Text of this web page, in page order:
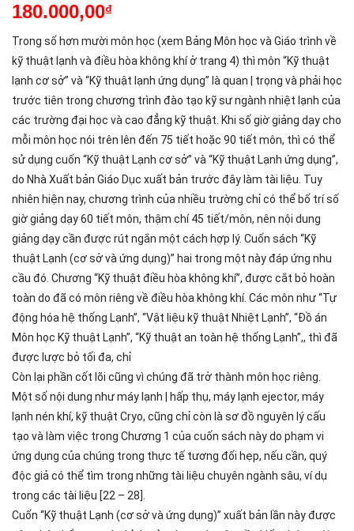
180.000,00₫
Trong số hơn mười môn học (xem Bảng Môn học và Giáo trình về
kỹ thuật lạnh và điều hòa không khí ở trang 4) thì môn “Kỹ thuật
lạnh cơ sở” và “Kỹ thuật lạnh ứng dụng” là quan | trọng và phải học
trước tiên trong chương trình đào tạo kỹ sư ngành nhiệt lạnh của
các trường đại học và cao đẳng kỹ thuật. Khi số giờ giảng dạy cho
mỗi môn học nói trên lên đến 75 tiết hoặc 90 tiết môn, thì có thể
sử dụng cuốn “Kỹ thuật Lạnh cơ sở” và “Kỹ thuật Lạnh ứng dụng”,
do Nhà Xuất bản Giáo Dục xuất bản trước đây làm tài liệu. Tuy
nhiên hiện nay, chương trình của nhiều trường chỉ có thể bố trí số
giờ giảng dạy 60 tiết môn, thậm chí 45 tiết/môn, nên nội dung
giảng dạy cần được rút ngắn một cách hợp lý. Cuốn sách “Kỹ
thuật Lạnh (cơ sở và ứng dụng)” hai trong một này đáp ứng nhu
cầu đó. Chương “Kỹ thuật điều hòa không khí”, được cắt bỏ hoàn
toàn do đã có môn riêng về điều hòa không khí. Các môn như “Tự
động hóa hệ thống Lạnh”, “Vật liệu kỹ thuật Nhiệt Lạnh”, “Đồ án
Môn học Kỹ thuật Lạnh”, “Kỹ thuật an toàn hệ thống Lạnh”,, thì đã
được lược bỏ tối đa, chỉ
Còn lại phần cốt lõi cũng vì chúng đã trở thành môn học riêng.
Một số nội dung như máy lạnh | hấp thụ, máy lạnh ejector, máy
lạnh nén khí, kỹ thuật Cryo, cũng chỉ còn là sơ đồ nguyên lý cấu
tạo và làm việc trong Chương 1 của cuốn sách này do phạm vi
ứng dụng của chúng trong thực tế tương đối hẹp, nếu cần, quý
độc giả có thể tìm trong những tài liệu chuyên ngành sâu, ví dụ
trong các tài liệu [22 – 28].
Cuốn “Kỹ thuật Lạnh (cơ sở và ứng dụng)” xuất bản lần này được